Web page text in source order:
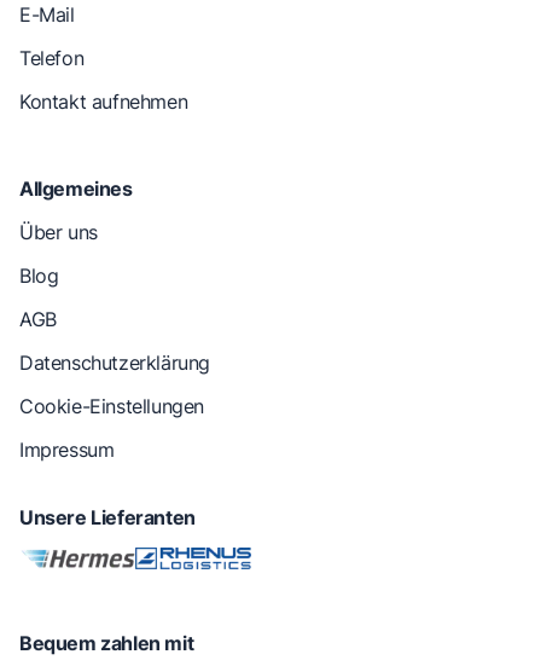
E-Mail
Telefon
Kontakt aufnehmen
Allgemeines
Über uns
Blog
AGB
Datenschutzerklärung
Cookie-Einstellungen
Impressum
Unsere Lieferanten
Bequem zahlen mit